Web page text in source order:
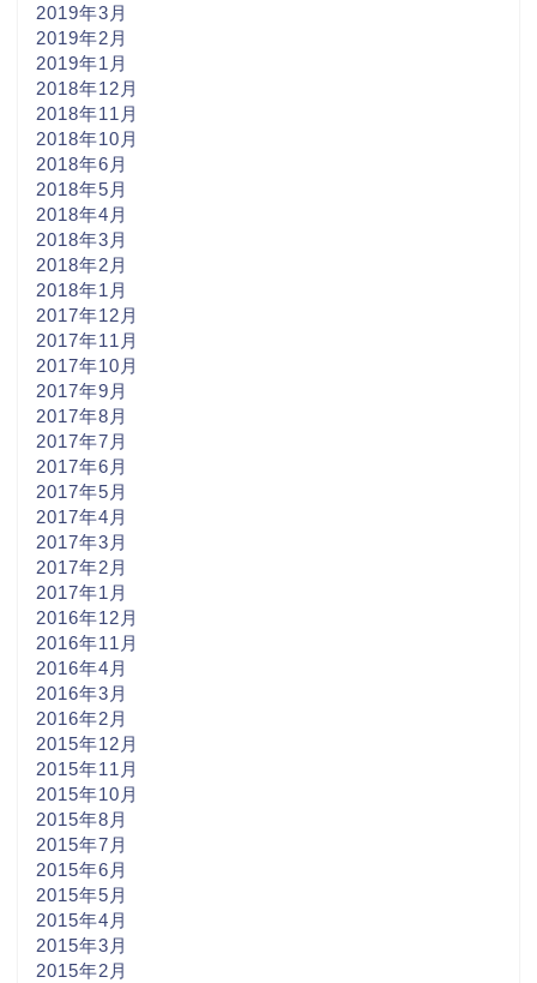
2019年3月
2019年2月
2019年1月
2018年12月
2018年11月
2018年10月
2018年6月
2018年5月
2018年4月
2018年3月
2018年2月
2018年1月
2017年12月
2017年11月
2017年10月
2017年9月
2017年8月
2017年7月
2017年6月
2017年5月
2017年4月
2017年3月
2017年2月
2017年1月
2016年12月
2016年11月
2016年4月
2016年3月
2016年2月
2015年12月
2015年11月
2015年10月
2015年8月
2015年7月
2015年6月
2015年5月
2015年4月
2015年3月
2015年2月